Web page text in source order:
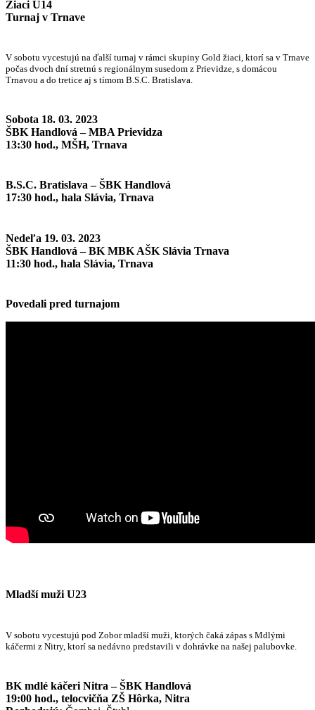
Žiaci U14
Turnaj v Trnave
V sobotu vycestujú na ďalší turnaj v rámci skupiny Gold žiaci, ktorí sa v Trnave
počas dvoch dní stretnú s regionálnym susedom z Prievidze, s domácou
Trnavou a do tretice aj s tímom B.S.C. Bratislava.
Sobota 18. 03. 2023
ŠBK Handlová – MBA Prievidza
13:30 hod., MŠH, Trnava
B.S.C. Bratislava – ŠBK Handlová
17:30 hod., hala Slávia, Trnava
Nedeľa 19. 03. 2023
ŠBK Handlová – BK MBK AŠK Slávia Trnava
11:30 hod., hala Slávia, Trnava
Povedali pred turnajom
Mladší muži U23
V sobotu vycestujú pod Zobor mladší muži, ktorých čaká zápas s Mdlými
káčermi z Nitry, ktorí sa nedávno predstavili v dohrávke na našej palubovke.
BK mdlé káčeri Nitra – ŠBK Handlová
19:00 hod., telocvičňa ZŠ Hôrka, Nitra